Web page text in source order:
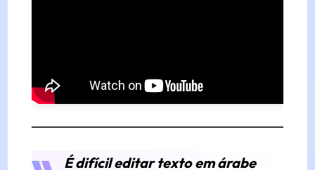
É difícil editar texto em árabe